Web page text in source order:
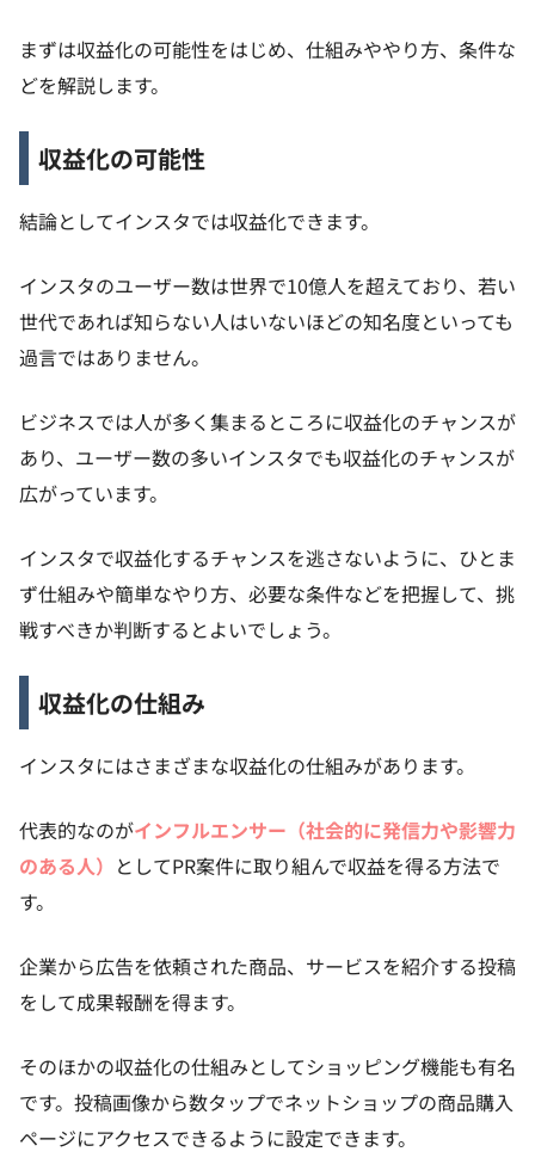
まずは収益化の可能性をはじめ、仕組みややり方、条件な
どを解説します。
収益化の可能性
結論としてインスタでは収益化できます。
インスタのユーザー数は世界で10億人を超えており、若い
世代であれば知らない人はいないほどの知名度といっても
過言ではありません。
ビジネスでは人が多く集まるところに収益化のチャンスが
あり、ユーザー数の多いインスタでも収益化のチャンスが
広がっています。
インスタで収益化するチャンスを逃さないように、ひとま
ず仕組みや簡単なやり方、必要な条件などを把握して、挑
戦すべきか判断するとよいでしょう。
収益化の仕組み
インスタにはさまざまな収益化の仕組みがあります。
代表的なのがインフルエンサー（社会的に発信力や影響力
のある人） としてPR案件に取り組んで収益を得る方法で
す。
企業から広告を依頼された商品、サービスを紹介する投稿
をして成果報酬を得ます。
そのほかの収益化の仕組みとしてショッピング機能も有名
です。投稿画像から数タップでネットショップの商品購入
ページにアクセスできるように設定できます。